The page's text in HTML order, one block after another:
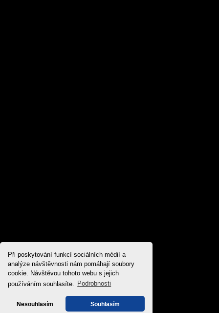
Při poskytování funkcí sociálních médií a
analýze návštěvnosti nám pomáhají soubory
cookie. Návštěvou tohoto webu s jejich
používáním souhlasíte.
Podrobnosti
Nesouhlasím Souhlasím